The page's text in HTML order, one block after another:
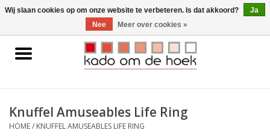
0 Artikelen - €0,00
Home
Gadgets
Knuffel Amuseables Life Ring
HOME/ KNUFFEL AMUSEABLES LIFE RING
Wij slaan cookies op om onze website te verbeteren. Is dat akkoord?
Ja
Nee
Meer over cookies »